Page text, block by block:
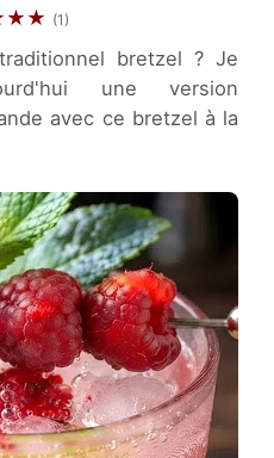
(1)
bretzel ? Je
une version
avec ce bretzel à la